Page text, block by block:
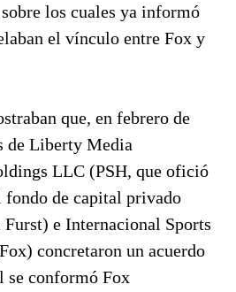
los cuales ya informó
el vínculo entre Fox y
que, en febrero de
de Liberty Media
LLC (PSH, que ofició
de capital privado
e Internacional Sports
concretaron un acuerdo
se conformó Fox